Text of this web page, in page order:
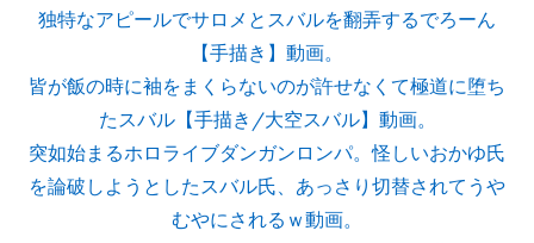
独特なアピールでサロメとスバルを翻弄するでろーん
【手描き】動画。
皆が飯の時に袖をまくらないのが許せなくて極道に堕ち
たスバル【手描き/大空スバル】動画。
突如始まるホロライブダンガンロンパ。怪しいおかゆ氏
を論破しようとしたスバル氏、あっさり切替されてうや
むやにされるｗ動画。